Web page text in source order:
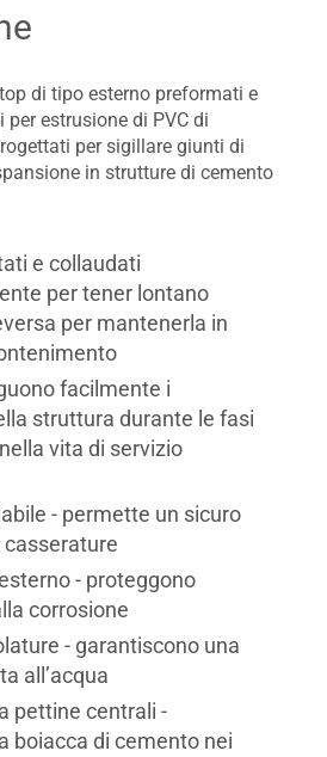
di tipo esterno preformati e
estrusione di PVC di
per sigillare giunti di
in strutture di cemento
e collaudati
per tener lontano
per mantenerla in
facilmente i
struttura durante le fasi
vita di servizio
- permette un sicuro
- proteggono
corrosione
- garantiscono una
all’acqua
pettine centrali -
boiacca di cemento nei